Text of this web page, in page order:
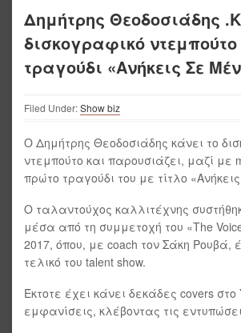
Δημήτρης Θεοδοσιάδης
δισκογραφικό ντεμπούτο
τραγούδι «Ανήκεις Σε
Filed Under:Show biz
Ο Δημήτρης Θεοδοσιάδης κάνει το
ντεμπούτο και παρουσιάζει, μαζί με
πρώτο τραγούδι του με τίτλο
Ο ταλαντούχος καλλιτέχνης
μέσα από τη συμμετοχή του «The
2017, όπου, με coach τον Σάκη Ρουβά,
τελικό του talent show.
Έκτοτε έχει κάνει δεκάδες covers στο
εμφανίσεις, κλέβοντας τις